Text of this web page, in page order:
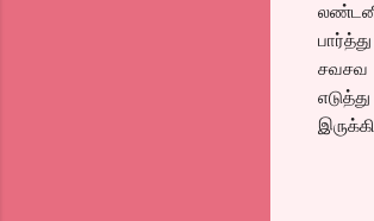
சவசவ